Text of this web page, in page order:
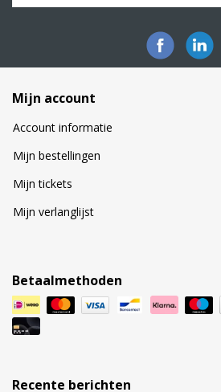
Mijn account
Account informatie
Mijn bestellingen
Mijn tickets
Mijn verlanglijst
Betaalmethoden
Recente berichten